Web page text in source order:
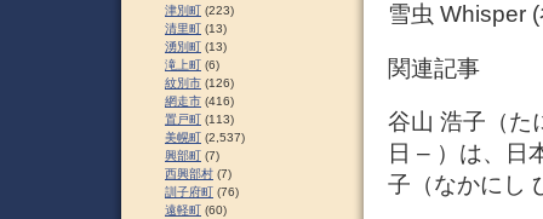
雪虫 Whisper
関連記事
谷山 浩子（た
日 – ）は、日
子（なかにし
津別町 (223)
清里町 (13)
湧別町 (13)
滝上町 (6)
紋別市 (126)
網走市 (416)
置戸町 (113)
美幌町 (2,537)
興部町 (7)
西興部村 (7)
訓子府町 (76)
遠軽町 (60)